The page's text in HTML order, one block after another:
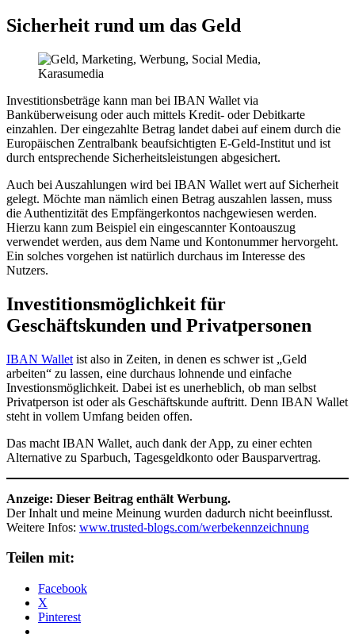
Sicherheit rund um das Geld
Investitionsbeträge kann man bei IBAN Wallet via
Banküberweisung oder auch mittels Kredit- oder Debitkarte
einzahlen. Der eingezahlte Betrag landet dabei auf einem durch die
Europäischen Zentralbank beaufsichtigten E-Geld-Institut und ist
durch entsprechende Sicherheitsleistungen abgesichert.
Auch bei Auszahlungen wird bei IBAN Wallet wert auf Sicherheit
gelegt. Möchte man nämlich einen Betrag auszahlen lassen, muss
die Authentizität des Empfängerkontos nachgewiesen werden.
Hierzu kann zum Beispiel ein eingescannter Kontoauszug
verwendet werden, aus dem Name und Kontonummer hervorgeht.
Ein solches vorgehen ist natürlich durchaus im Interesse des
Nutzers.
Investitionsmöglichkeit für
Geschäftskunden und Privatpersonen
IBAN Wallet ist also in Zeiten, in denen es schwer ist „Geld
arbeiten“ zu lassen, eine durchaus lohnende und einfache
Investionsmöglichkeit. Dabei ist es unerheblich, ob man selbst
Privatperson ist oder als Geschäftskunde auftritt. Denn IBAN Wallet
steht in vollem Umfang beiden offen.
Das macht IBAN Wallet, auch dank der App, zu einer echten
Alternative zu Sparbuch, Tagesgeldkonto oder Bausparvertrag.
Anzeige: Dieser Beitrag enthält Werbung.
Der Inhalt und meine Meinung wurden dadurch nicht beeinflusst.
Weitere Infos: www.trusted-blogs.com/werbekennzeichnung
Teilen mit:
Facebook
X
Pinterest